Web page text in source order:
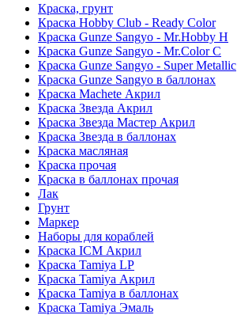
Краска, грунт
Краска Hobby Club - Ready Color
Краска Gunze Sangyo - Mr.Hobby H
Краска Gunze Sangyo - Mr.Color C
Краска Gunze Sangyo - Super Metallic
Краска Gunze Sangyo в баллонах
Краска Machete Акрил
Краска Звезда Акрил
Краска Звезда Мастер Акрил
Краска Звезда в баллонах
Краска масляная
Краска прочая
Краска в баллонах прочая
Лак
Грунт
Маркер
Наборы для кораблей
Краска ICM Акрил
Краска Tamiya LP
Краска Tamiya Акрил
Краска Tamiya в баллонах
Краска Tamiya Эмаль